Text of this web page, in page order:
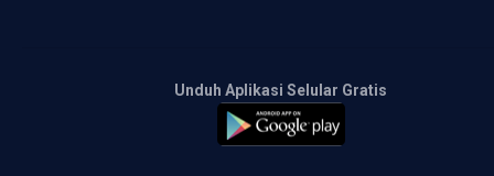
Unduh Aplikasi Selular Gratis